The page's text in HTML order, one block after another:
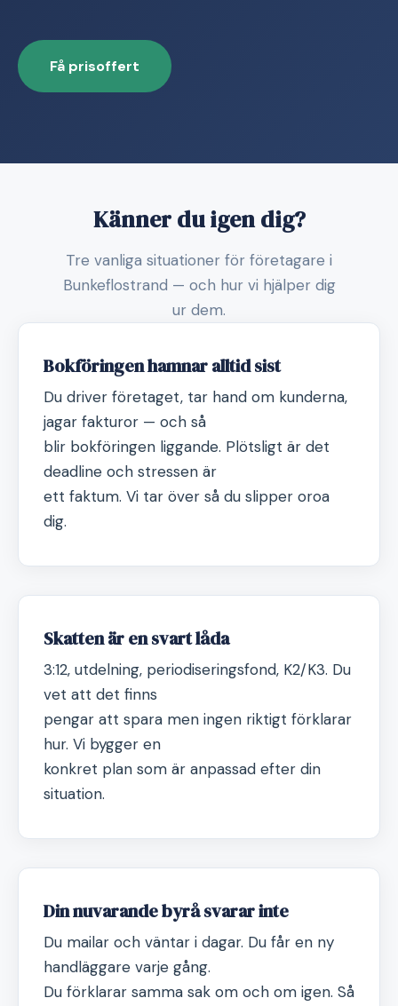
Få prisoffert
Känner du igen dig?
Tre vanliga situationer för företagare i
Bunkeflostrand — och hur vi hjälper dig
ur dem.
Bokföringen hamnar alltid sist
Du driver företaget, tar hand om kunderna,
jagar fakturor — och så
blir bokföringen liggande. Plötsligt är det
deadline och stressen är
ett faktum. Vi tar över så du slipper oroa
dig.
Skatten är en svart låda
3:12, utdelning, periodiseringsfond, K2/K3. Du
vet att det finns
pengar att spara men ingen riktigt förklarar
hur. Vi bygger en
konkret plan som är anpassad efter din
situation.
Din nuvarande byrå svarar inte
Du mailar och väntar i dagar. Du får en ny
handläggare varje gång.
Du förklarar samma sak om och om igen. Så